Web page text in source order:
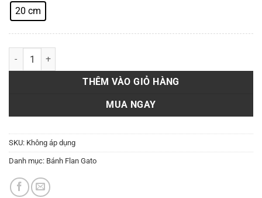
20 cm
Flan gato A13 số lượng
THÊM VÀO GIỎ HÀNG
MUA NGAY
SKU: Không áp dụng
Danh mục: Bánh Flan Gato